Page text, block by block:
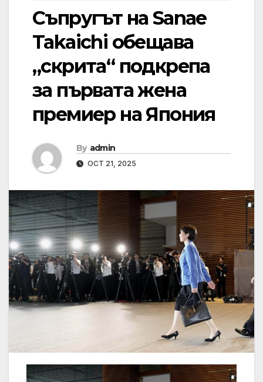
Съпругът на Sanae
Takaichi обещава
„скрита“ подкрепа
за първата жена
премиер на Япония
By admin
OCT 21, 2025